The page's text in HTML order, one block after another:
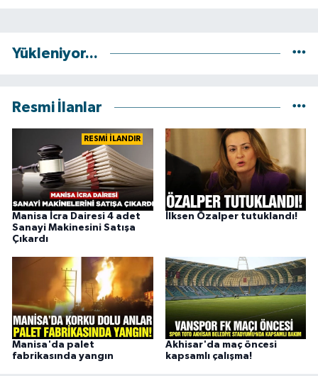
Yükleniyor...
Resmi İlanlar
RESMİ İLANDIR
Manisa İcra Dairesi 4 adet
Sanayi Makinesini Satışa
Çıkardı
İlksen Özalper tutuklandı!
Manisa'da palet
fabrikasında yangın
Akhisar'da maç öncesi
kapsamlı çalışma!